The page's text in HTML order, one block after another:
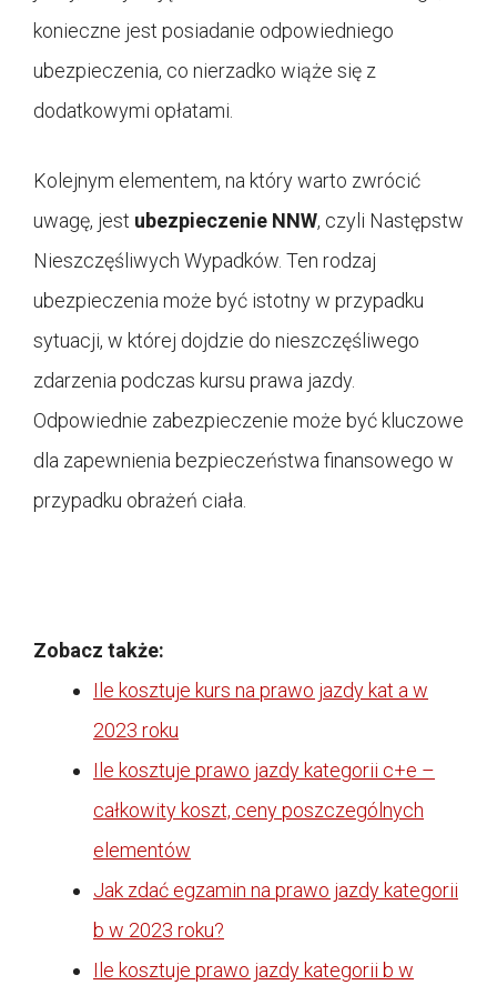
konieczne jest posiadanie odpowiedniego
ubezpieczenia, co nierzadko wiąże się z
dodatkowymi opłatami.
Kolejnym elementem, na który warto zwrócić
uwagę, jest ubezpieczenie NNW, czyli Następstw
Nieszczęśliwych Wypadków. Ten rodzaj
ubezpieczenia może być istotny w przypadku
sytuacji, w której dojdzie do nieszczęśliwego
zdarzenia podczas kursu prawa jazdy.
Odpowiednie zabezpieczenie może być kluczowe
dla zapewnienia bezpieczeństwa finansowego w
przypadku obrażeń ciała.
Zobacz także:
Ile kosztuje kurs na prawo jazdy kat a w
2023 roku
Ile kosztuje prawo jazdy kategorii c+e –
całkowity koszt, ceny poszczególnych
elementów
Jak zdać egzamin na prawo jazdy kategorii
b w 2023 roku?
Ile kosztuje prawo jazdy kategorii b w